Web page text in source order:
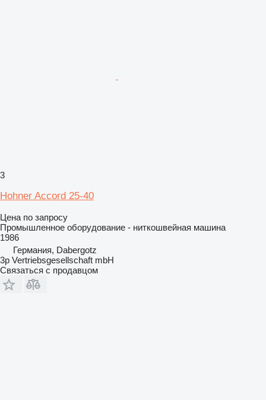
3
Hohner Accord 25-40
Цена по запросу
Промышленное оборудование - ниткошвейная машина
1986
Германия, Dabergotz
3p Vertriebsgesellschaft mbH
Связаться с продавцом